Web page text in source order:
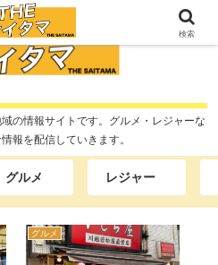
の情報サイトです。グルメ・レジャーな
報を配信していきます。
グルメ レジャー
レジャー
検索